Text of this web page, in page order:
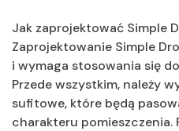
Jak zaprojektować Simple
Zaprojektowanie Simple
i wymaga stosowania się
Przede wszystkim, należy
sufitowe, które będą
charakteru pomieszczenia.